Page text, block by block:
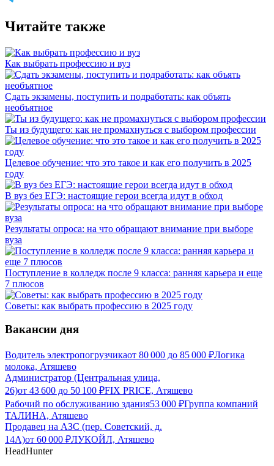
Читайте также
Как выбрать профессию и вуз
Сдать экзамены, поступить и подработать: как объять
необъятное
Ты из будущего: как не промахнуться с выбором профессии
Целевое обучение: что это такое и как его получить в 2025
году
В вуз без ЕГЭ: настоящие герои всегда идут в обход
Результаты опроса: на что обращают внимание при выборе
вуза
Поступление в колледж после 9 класса: ранняя карьера и еще
7 плюсов
Советы: как выбрать профессию в 2025 году
Вакансии дня
Водитель электропогрузчикаот 80 000 до 85 000 ₽Логика
молока, Атяшево
Администратор (Центральная улица,
26)от 43 600 до 50 100 ₽FIX PRICE, Атяшево
Рабочий по обслуживанию здания53 000 ₽Группа компаний
ТАЛИНА, Атяшево
Продавец на АЗС (пер. Советский, д.
14А)от 60 000 ₽ЛУКОЙЛ, Атяшево
HeadHunter